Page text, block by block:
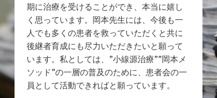
期に治療を受けることができ、本当に嬉し
く思っています。岡本先生には、今後も一
人でも多くの患者を救っていただくと共に
後継者育成にも尽力いただきたいと願って
います。私としては、”小線源治療””岡本メ
ソッド”の一層の普及のために、患者会の一
員として活動できればと願っています。